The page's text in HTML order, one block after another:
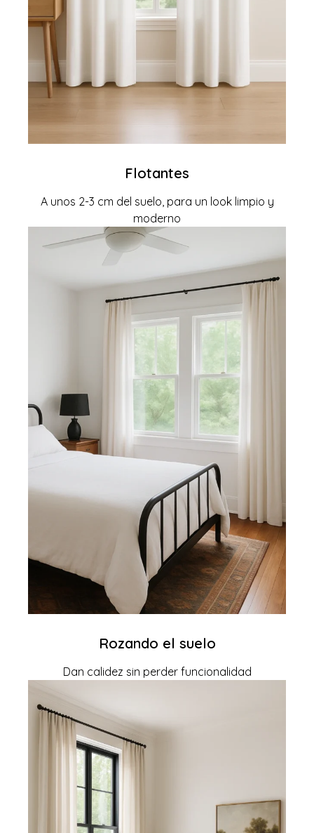
Flotantes
A unos 2-3 cm del suelo, para un look limpio y
moderno
Rozando el suelo
Dan calidez sin perder funcionalidad